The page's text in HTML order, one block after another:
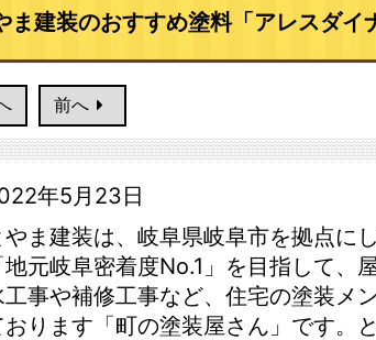
ま建装のおすすめ塗料「アレスダ
前へ
年5月23日
やま建装は、岐阜県岐阜市を拠点に
地元岐阜密着度No.1」を目指して
工事や補修工事など、住宅の塗装メ
おります「町の塗装屋さん」です。